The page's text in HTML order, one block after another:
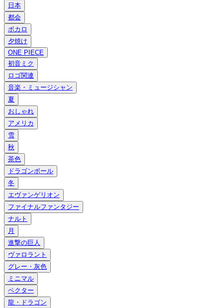
日本
都会
ボカロ
夕焼け
ONE PIECE
初音ミク
ロゴ関連
音楽・ミュージシャン
夏
おしゃれ
アメリカ
雪
秋
茶色
ドラゴンボール
冬
エヴァンゲリオン
ファイナルファンタジー
ナルト
月
進撃の巨人
ヴァロラント
グレー・灰色
ミニマル
ベクター
龍・ドラゴン